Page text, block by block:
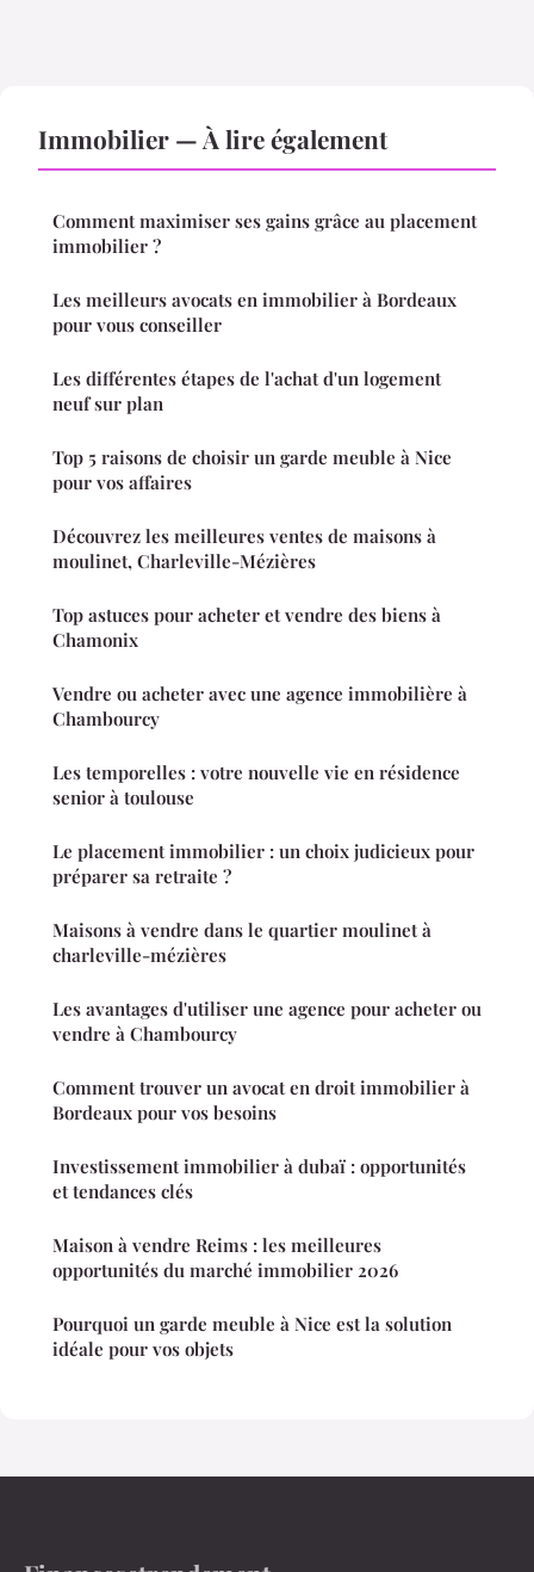
Immobilier — À lire également
Comment maximiser ses gains grâce au placement
immobilier ?
Les meilleurs avocats en immobilier à Bordeaux
pour vous conseiller
Les différentes étapes de l'achat d'un logement
neuf sur plan
Top 5 raisons de choisir un garde meuble à Nice
pour vos affaires
Découvrez les meilleures ventes de maisons à
moulinet, Charleville-Mézières
Top astuces pour acheter et vendre des biens à
Chamonix
Vendre ou acheter avec une agence immobilière à
Chambourcy
Les temporelles : votre nouvelle vie en résidence
senior à toulouse
Le placement immobilier : un choix judicieux pour
préparer sa retraite ?
Maisons à vendre dans le quartier moulinet à
charleville-mézières
Les avantages d'utiliser une agence pour acheter ou
vendre à Chambourcy
Comment trouver un avocat en droit immobilier à
Bordeaux pour vos besoins
Investissement immobilier à dubaï : opportunités
et tendances clés
Maison à vendre Reims : les meilleures
opportunités du marché immobilier 2026
Pourquoi un garde meuble à Nice est la solution
idéale pour vos objets